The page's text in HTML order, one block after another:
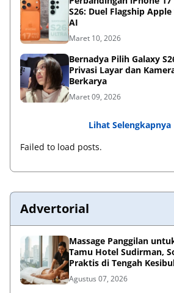
S26: Duel Flagship
AI
Maret 10, 2026
Bernadya Pilih Galaxy
Privasi Layar dan
Berkarya
Maret 09, 2026
Lihat Selengkapnya
Failed to load posts.
Advertorial
Massage Panggilan
Tamu Hotel Sudirman,
Praktis di Tengah
Agustus 07, 2026